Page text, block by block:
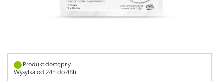
Produkt dostępny
Wysyłka od 24h do 48h